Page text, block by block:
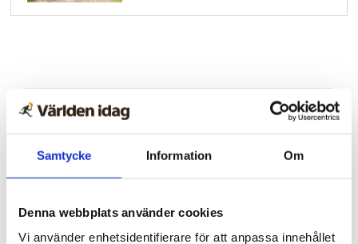
Samtycke Information Om
Denna webbplats använder cookies
Vi använder enhetsidentifierare för att anpassa innehållet